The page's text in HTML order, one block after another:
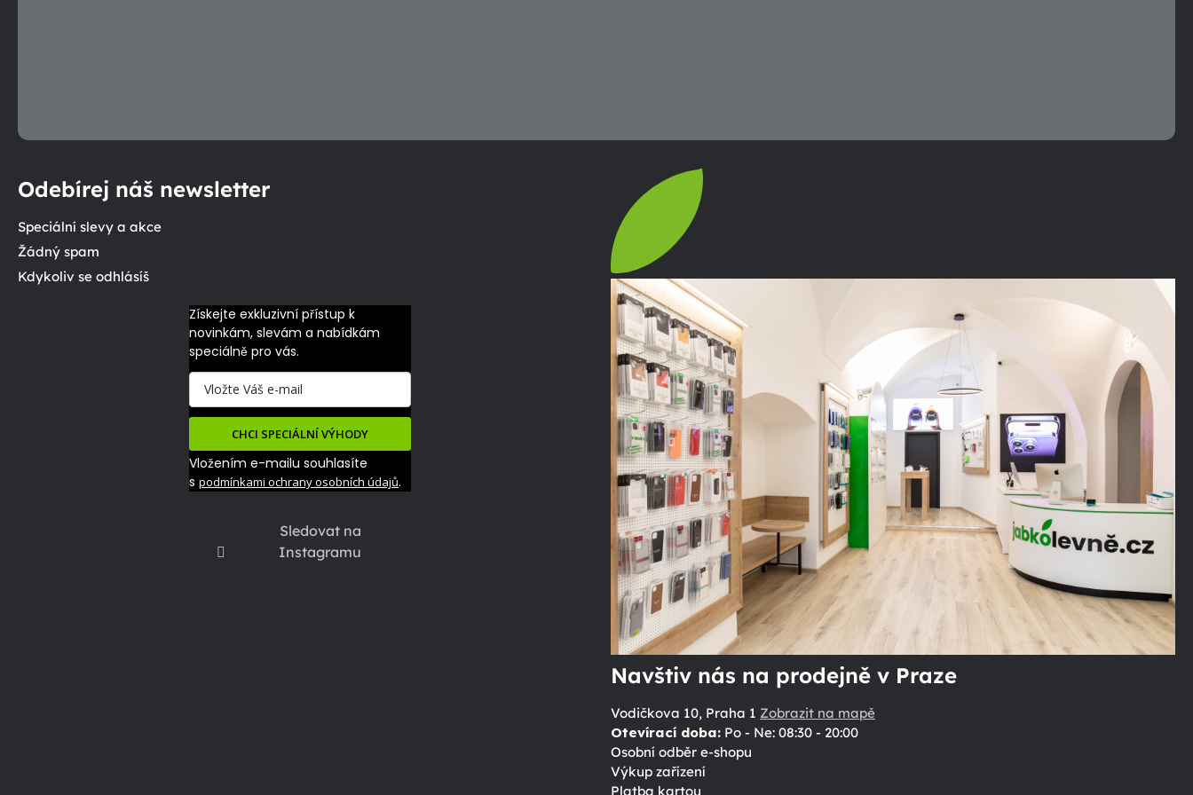
Sledovat na
Instagramu
Odebírej náš newsletter
Speciální slevy a akce
Žádný spam
Kdykoliv se odhlásíš
Získejte exkluzivní přístup k
novinkám, slevám a nabídkám
speciálně pro vás.
CHCI SPECIÁLNÍ VÝHODY
Vložením e-mailu souhlasíte
s podmínkami ochrany osobních údajů.
Navštiv nás na prodejně v Praze
Vodičkova 10, Praha 1 Zobrazit na mapě
Otevírací doba:Po - Ne: 08:30 - 20:00
Osobní odběr e-shopu
Výkup zařízení
Platba kartou